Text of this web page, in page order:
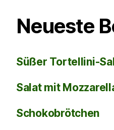
Neueste
Süßer Tortellini-
Salat mit
Schokobrötchen